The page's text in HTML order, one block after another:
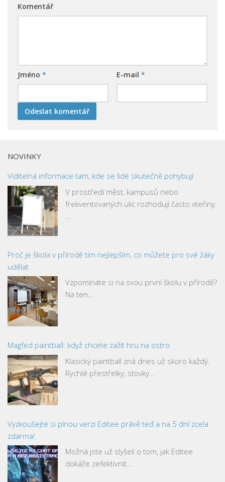
Komentář
Jméno * E-mail *
NOVINKY
Viditelná informace tam, kde se lidé skutečně pohybují
V prostředí měst, kampusů nebo
frekventovaných ulic rozhodují často vteřiny.
Proč je škola v přírodě tím nejlepším, co můžete pro své žáky
udělat
Vzpomínáte si na svou první školu v přírodě?
Na ten…
Magfed paintball: když chcete zažít hru na ostro
Klasický paintball zná dnes už skoro každý.
Rychlé přestřelky, stovky…
Vyzkoušejte si plnou verzi Editee právě teď a na 5 dní zcela
zdarma!
Možná jste už slyšeli o tom, jak Editee
dokáže zefektivnit…